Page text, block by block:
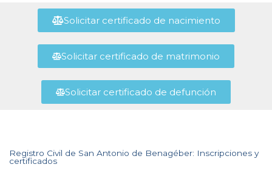
Solicitar certificado de nacimiento
Solicitar certificado de matrimonio
Solicitar certificado de defunción
Registro Civil de San Antonio de Benagéber: Inscripciones y
certificados